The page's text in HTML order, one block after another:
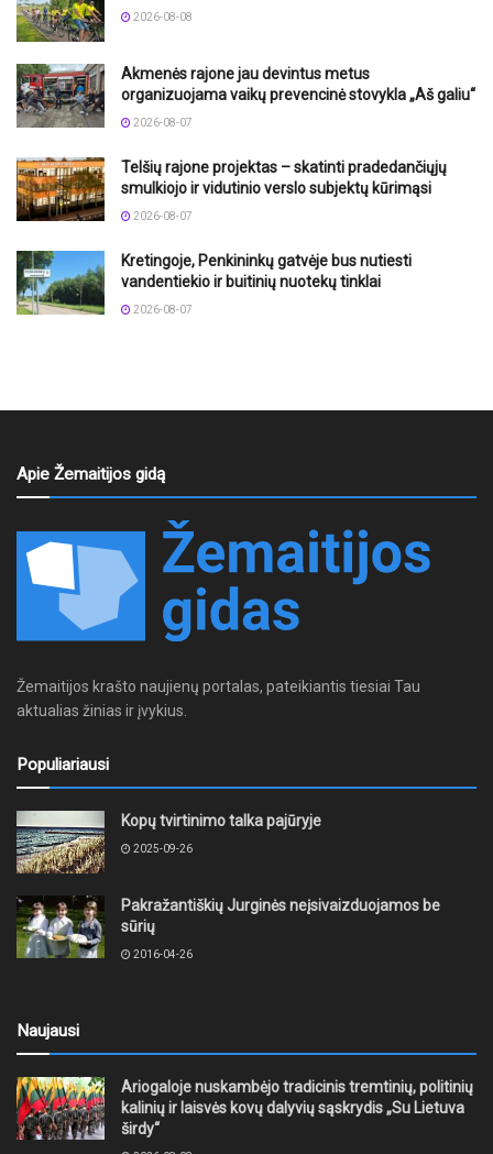
2026-08-08
Akmenės rajone jau devintus metus
organizuojama vaikų prevencinė stovykla „Aš galiu“
2026-08-07
Telšių rajone projektas – skatinti pradedančiųjų
smulkiojo ir vidutinio verslo subjektų kūrimąsi
2026-08-07
Kretingoje, Penkininkų gatvėje bus nutiesti
vandentiekio ir buitinių nuotekų tinklai
2026-08-07
Apie Žemaitijos gidą
Žemaitijos krašto naujienų portalas, pateikiantis tiesiai Tau
aktualias žinias ir įvykius.
Populiariausi
Kopų tvirtinimo talka pajūryje
2025-09-26
Pakražantiškių Jurginės neįsivaizduojamos be
sūrių
2016-04-26
Naujausi
Ariogaloje nuskambėjo tradicinis tremtinių, politinių
kalinių ir laisvės kovų dalyvių sąskrydis „Su Lietuva
širdy“